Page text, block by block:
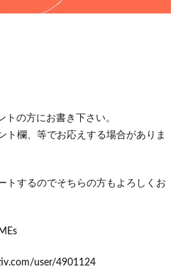
の方にお書き下さい。
ト欄、等でお応えする場合がありま
トするのでそちらの方もよろしくお
user/4901124